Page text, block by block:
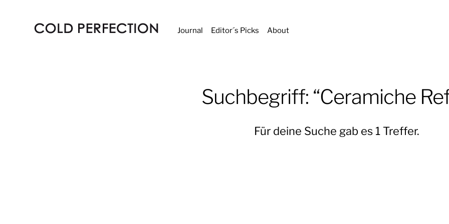
Journal Editor´s Picks About
Suchbegriff: “Ceramiche
Für deine Suche gab es 1 Treffer.